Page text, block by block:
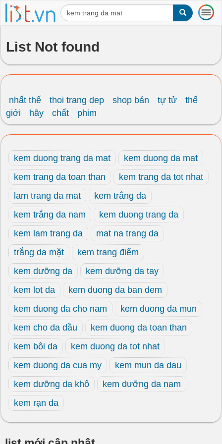
T
o
t
List Not found
nhất thế thoi trang dep shop bán tự tử
thế
giới
hãy chất phim
kem duong trang da mat
kem duong da mat
kem trang da toan than
kem trang da tot nhat
lam trang da mat
kem trắng da
kem trắng da nam
kem duong trang da
kem lam trang da
mat na trang da
trắng da mặt
kem trang điểm
kem dưỡng da
kem dưỡng da tay
kem lot da
kem duong da ban dem
kem duong da cho nam
kem duong da mun
kem cho da dầu
kem duong da toan than
kem bôi da
kem duong da tot nhat
kem duong da cua my
kem mun da dau
kem dưỡng da khô
kem dưỡng da nam
kem rạn da